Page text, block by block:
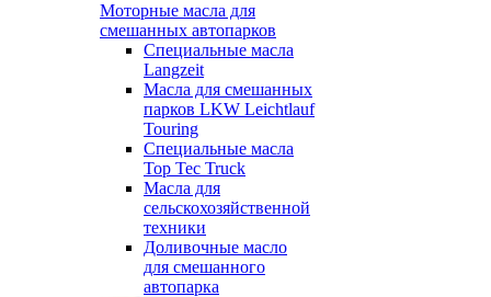
Моторные масла для
смешанных автопарков
Специальные масла
Langzeit
Масла для смешанных
парков LKW Leichtlauf
Touring
Специальные масла
Top Tec Truck
Масла для
сельскохозяйственной
техники
Доливочные масло
для смешанного
автопарка